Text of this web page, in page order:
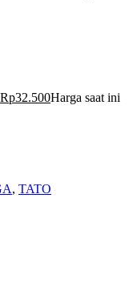
Rp32.500Harga saat ini
, TATO